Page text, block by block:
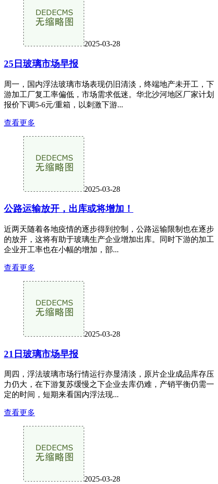
2025-03-28
25日玻璃市场早报
周一，国内浮法玻璃市场表现仍旧清淡，终端地产未开工，下
游加工厂复工率偏低，市场需求低迷。华北沙河地区厂家计划
报价下调5-6元/重箱，以刺激下游...
查看更多
2025-03-28
公路运输放开，出库或将增加！
近两天随着各地疫情的逐步得到控制，公路运输限制也在逐步
的放开，这将有助于玻璃生产企业增加出库。同时下游的加工
企业开工率也在小幅的增加，部...
查看更多
2025-03-28
21日玻璃市场早报
周四，浮法玻璃市场行情运行亦显清淡，原片企业成品库存压
力仍大，在下游复苏缓慢之下企业去库仍难，产销平衡仍需一
定的时间，短期来看国内浮法现...
查看更多
2025-03-28